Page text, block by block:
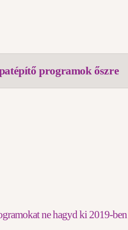
programok őszre
ne hagyd ki 2019-